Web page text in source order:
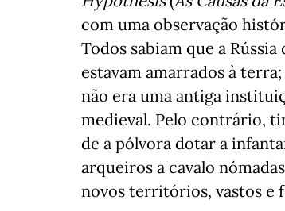
com uma observação
Todos sabiam que a
estavam amarrados à
não era uma antiga
medieval. Pelo contrário,
de a pólvora dotar a
arqueiros a cavalo
novos territórios, vastos e